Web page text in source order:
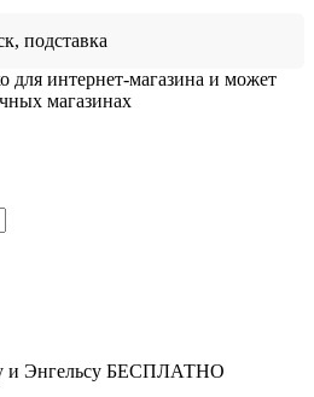
подставка
для интернет-магазина и может
магазинах
и Энгельсу БЕСПЛАТНО